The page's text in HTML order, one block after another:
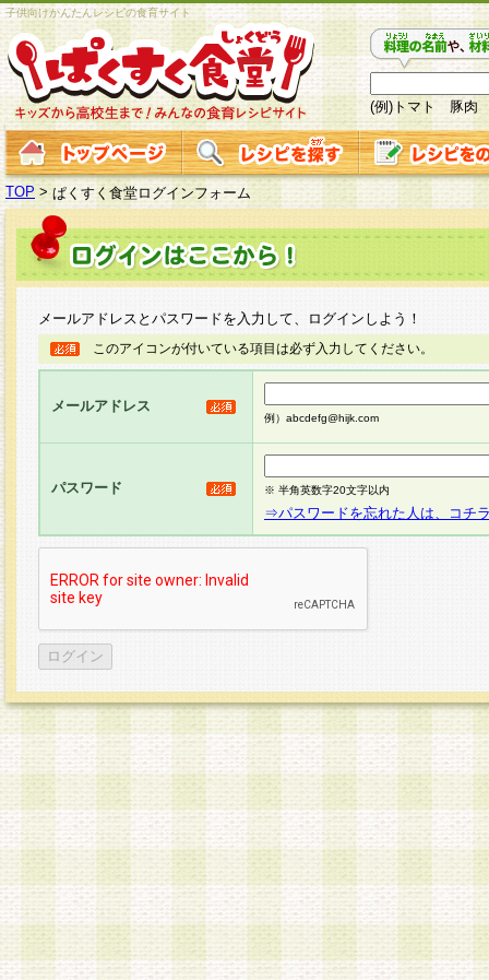
子供向けかんたんレシピの食育サイト
(例)トマト 豚肉
TOP > ぱくすく食堂ログインフォーム
メールアドレスとパスワードを入力して、ログインしよう！
このアイコンが付いている項目は必ず入力してください。
メールアドレス
例）abcdefg@hijk.com
パスワード ※ 半角英数字20文字以内
⇒パスワードを忘れた人は、コチ